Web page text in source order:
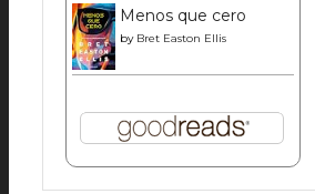
Menos que cero
by Bret Easton Ellis